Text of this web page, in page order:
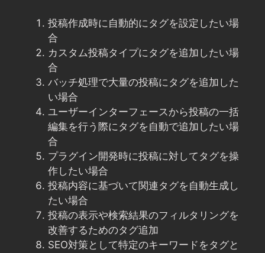
投稿作成時に自動的にタグを設定したい場
合
カスタム投稿タイプにタグを追加したい場
合
バッチ処理で大量の投稿にタグを追加した
い場合
ユーザーインターフェースから投稿の一括
編集を行う際にタグを自動で追加したい場
合
プラグイン開発時に投稿に対してタグを操
作したい場合
投稿内容に基づいて関連タグを自動生成し
たい場合
投稿の表示や検索結果のフィルタリングを
改善するためのタグ追加
SEO対策として特定のキーワードをタグと